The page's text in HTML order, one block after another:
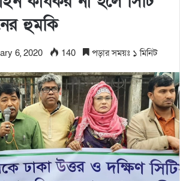
হুমকি
6, 2020 140 পড়ার সময়ঃ ১ মিনিট